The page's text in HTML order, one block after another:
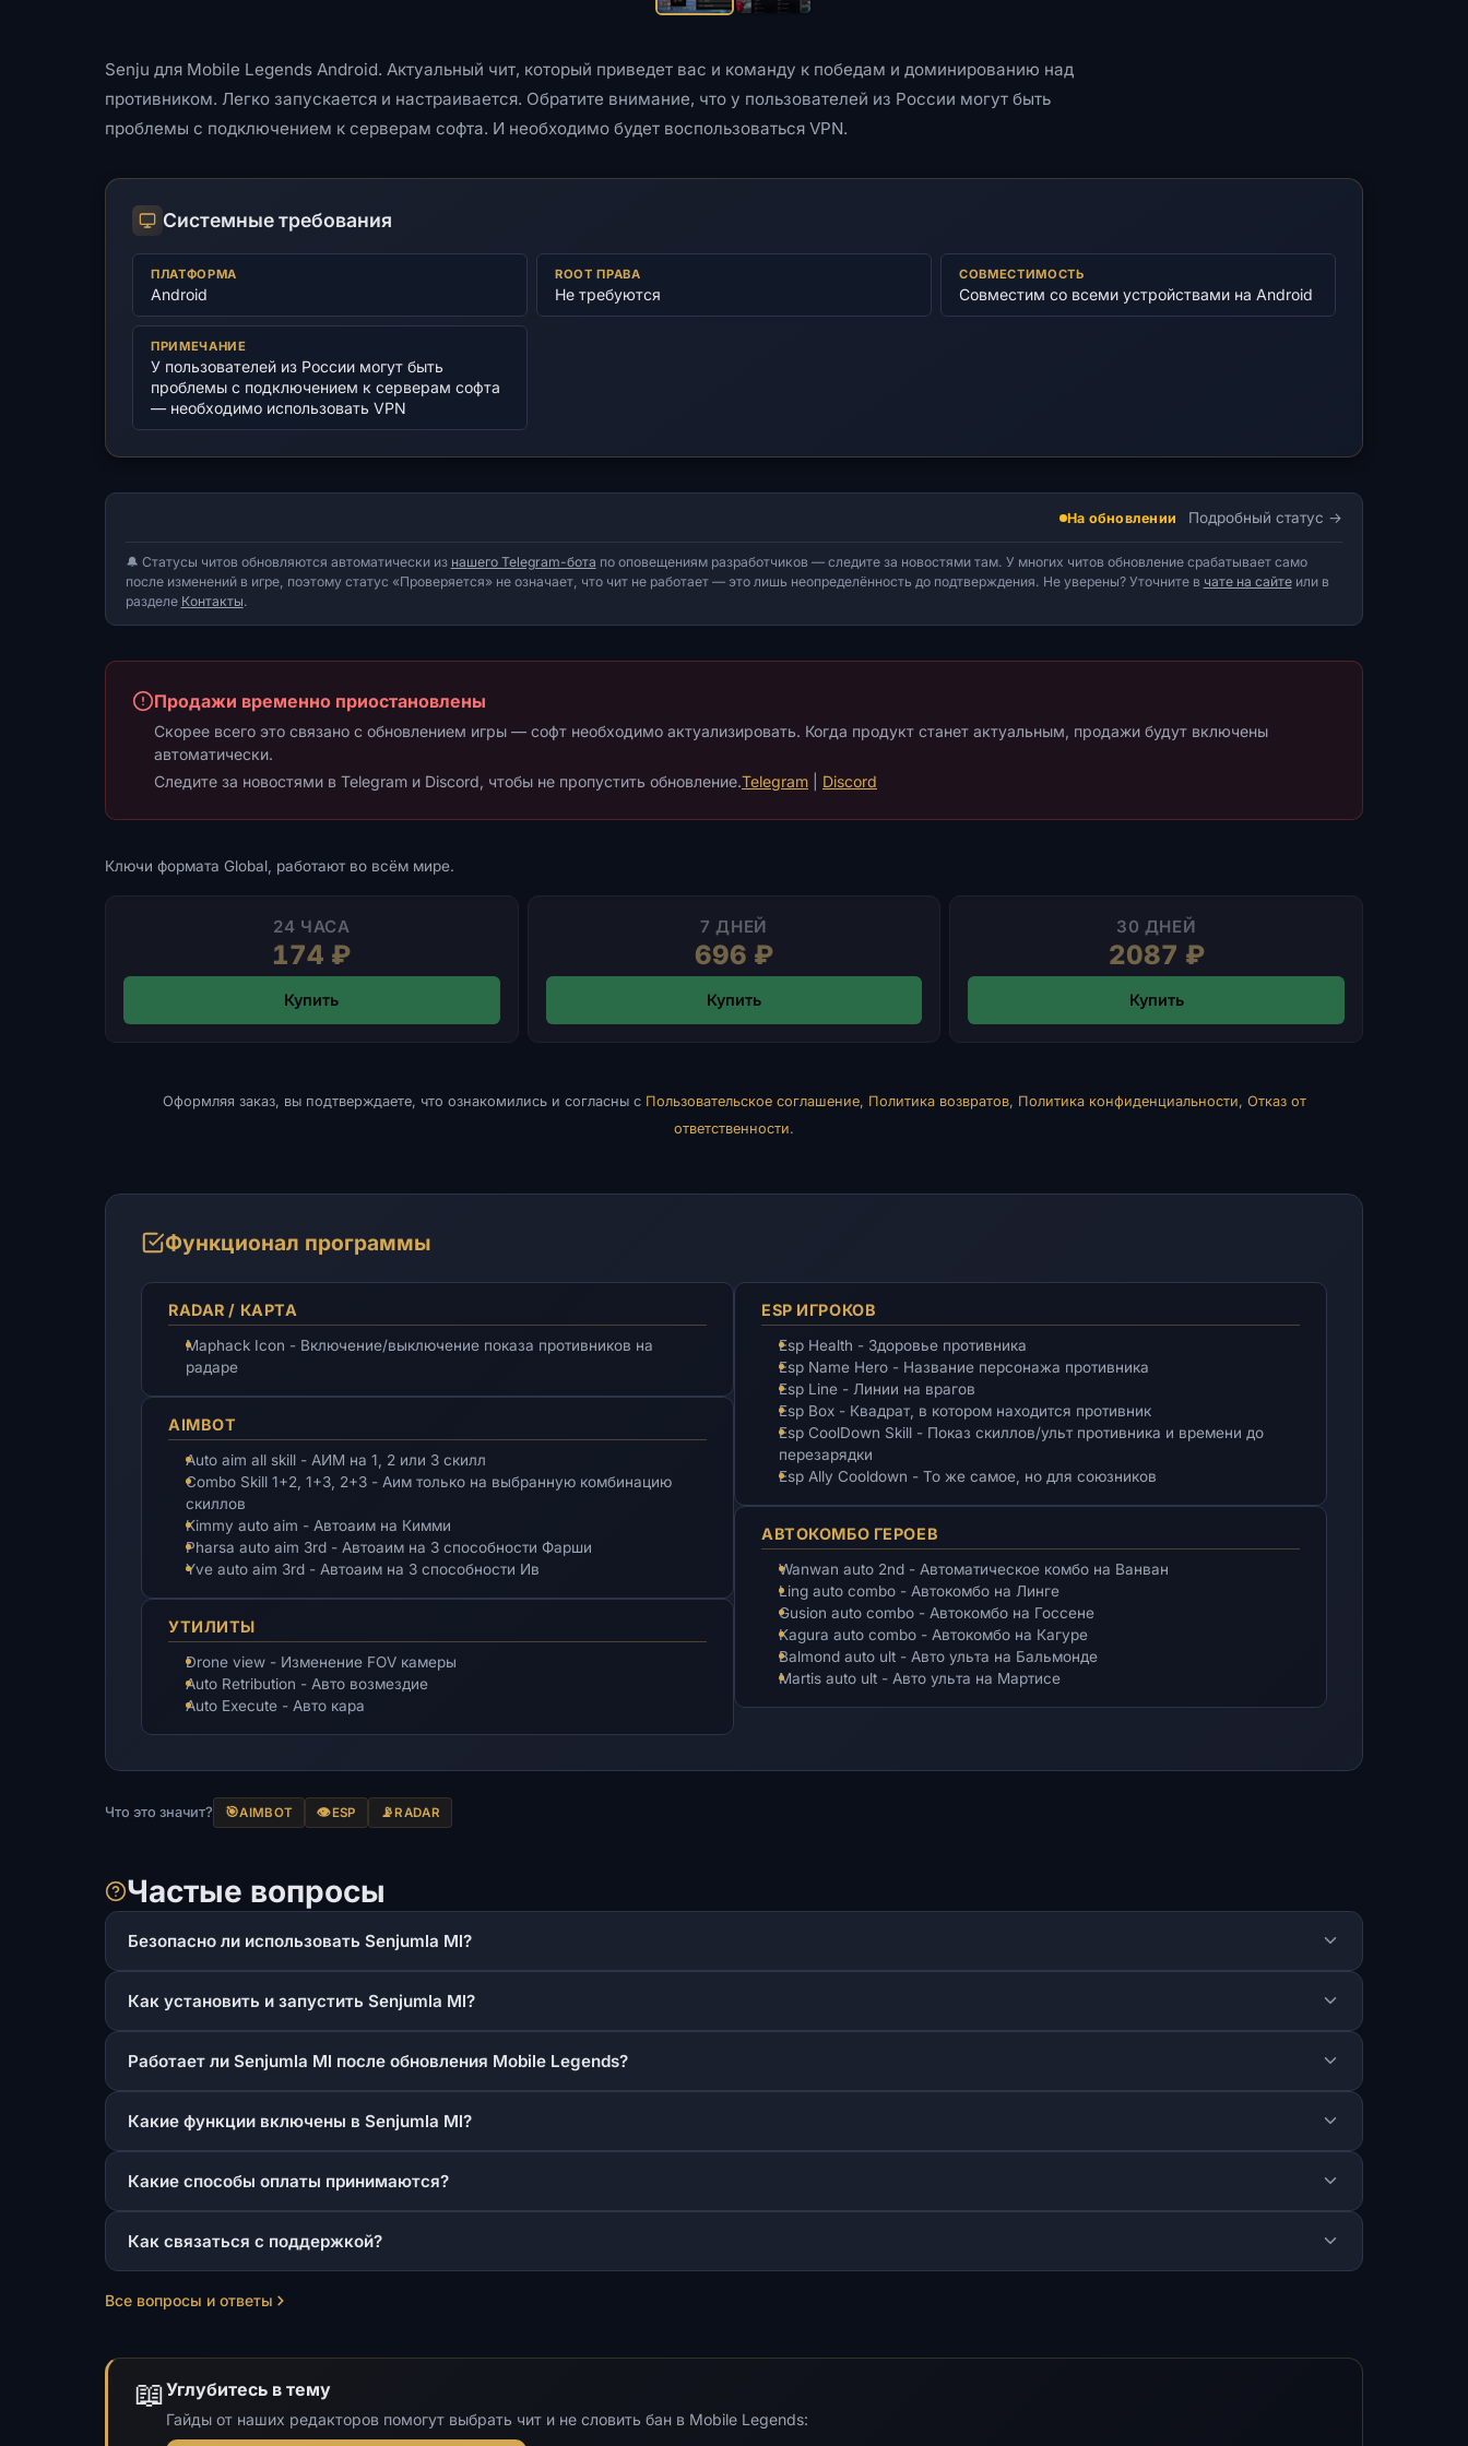
Senju для Mobile Legends Android. Актуальный чит, который приведет вас и команду к победам и доминированию над
противником. Легко запускается и настраивается. Обратите внимание, что у пользователей из России могут быть
проблемы с подключением к серверам софта. И необходимо будет воспользоваться VPN.
Системные требования
ПЛАТФОРМА
Android
ROOT ПРАВА
Не требуются
СОВМЕСТИМОСТЬ
Совместим со всеми устройствами на Android
ПРИМЕЧАНИЕ
У пользователей из России могут быть
проблемы с подключением к серверам софта
— необходимо использовать VPN
На обновлении Подробный статус
🔔 Статусы читов обновляются автоматически из нашего Telegram-бота по оповещениям разработчиков — следите за новостями там. У многих читов обновление срабатывает само
после изменений в игре, поэтому статус «Проверяется» не означает, что чит не работает — это лишь неопределённость до подтверждения. Не уверены? Уточните в чате на сайтеили в
разделе Контакты.
Продажи временно приостановлены
Скорее всего это связано с обновлением игры — софт необходимо актуализировать. Когда продукт станет актуальным, продажи будут включены
автоматически.
Следите за новостями в Telegram и Discord, чтобы не пропустить обновление.Telegram Discord
Ключи формата Global, работают во всём мире.
24 ЧАСА
174 ₽
Купить
7 ДНЕЙ
696 ₽
Купить
30 ДНЕЙ
2087 ₽
Купить
Оформляя заказ, вы подтверждаете, что ознакомились и согласны с Пользовательское соглашение, Политика возвратов, Политика конфиденциальности, Отказ от
ответственности.
Функционал программы
RADAR / КАРТА
Maphack Icon - Включение/выключение показа противников на
радаре
AIMBOT
Auto aim all skill - АИМ на 1, 2 или 3 скилл
Combo Skill 1+2, 1+3, 2+3 - Аим только на выбранную комбинацию
скиллов
Kimmy auto aim - Автоаим на Кимми
Pharsa auto aim 3rd - Автоаим на 3 способности Фарши
Yve auto aim 3rd - Автоаим на 3 способности Ив
УТИЛИТЫ
Drone view - Изменение FOV камеры
Auto Retribution - Авто возмездие
Auto Execute - Авто кара
ESP ИГРОКОВ
Esp Health - Здоровье противника
Esp Name Hero - Название персонажа противника
Esp Line - Линии на врагов
Esp Box - Квадрат, в котором находится противник
Esp CoolDown Skill - Показ скиллов/ульт противника и времени до
перезарядки
Esp Ally Cooldown - То же самое, но для союзников
АВТОКОМБО ГЕРОЕВ
Wanwan auto 2nd - Автоматическое комбо на Ванван
Ling auto combo - Автокомбо на Линге
Gusion auto combo - Автокомбо на Госсене
Kagura auto combo - Автокомбо на Кагуре
Balmond auto ult - Авто ульта на Бальмонде
Martis auto ult - Авто ульта на Мартисе
Что это значит? 🎯AIMBOT 👁️ESP 📡RADAR
Частые вопросы
Безопасно ли использовать Senjumla Ml?
Как установить и запустить Senjumla Ml?
Работает ли Senjumla Ml после обновления Mobile Legends?
Какие функции включены в Senjumla Ml?
Какие способы оплаты принимаются?
Как связаться с поддержкой?
Все вопросы и ответы
📖Углубитесь в тему
Гайды от наших редакторов помогут выбрать чит и не словить бан в Mobile Legends: